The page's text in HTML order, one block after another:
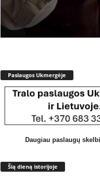
Paslaugos Ukmergėje
Daugiau paslaugų
Šią dieną istorijoje